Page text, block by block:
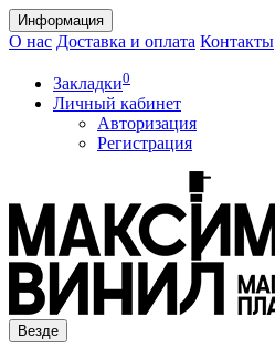
Информация
О нас Доставка и оплата Контакты
Закладки0
Личный кабинет
Авторизация
Регистрация
Везде